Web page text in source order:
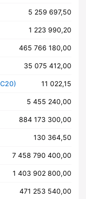
5 259 697,50
1 223 990,20
465 766 180,00
35 075 412,00
11 022,15
5 455 240,00
884 173 300,00
130 364,50
7 458 790 400,00
1 403 902 800,00
471 253 540,00